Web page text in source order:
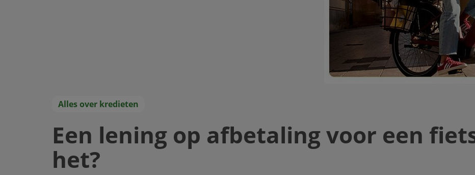
Alles over kredieten
Een lening op afbetaling voor een
het?